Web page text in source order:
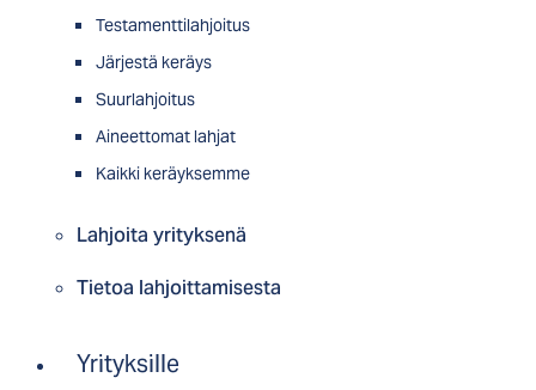
Testamenttilahjoitus
Järjestä keräys
Suurlahjoitus
Aineettomat lahjat
Kaikki keräyksemme
Lahjoita yrityksenä
Tietoa lahjoittamisesta
Yrityksille